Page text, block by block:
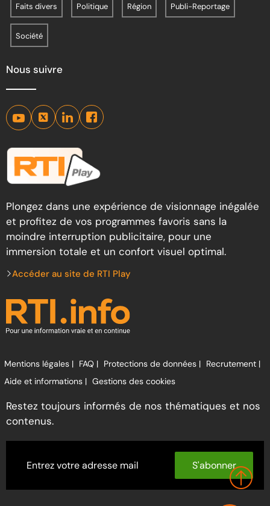
Faits divers Politique Région Publi-Reportage
Société
Nous suivre
Plongez dans une expérience de visionnage inégalée
et profitez de vos programmes favoris sans la
moindre interruption publicitaire, pour une
immersion totale et un confort visuel optimal.
Accéder au site de RTI Play
Mentions légales | FAQ | Protections de données | Recrutement |
Aide et informations | Gestions des cookies
Restez toujours informés de nos thématiques et nos
contenus.
S'abonner